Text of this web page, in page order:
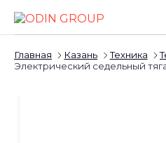
Главная Казань Техника
Электрический седельный